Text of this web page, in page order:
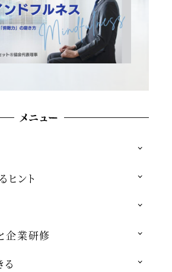
メニュー
ヒント
企業研修